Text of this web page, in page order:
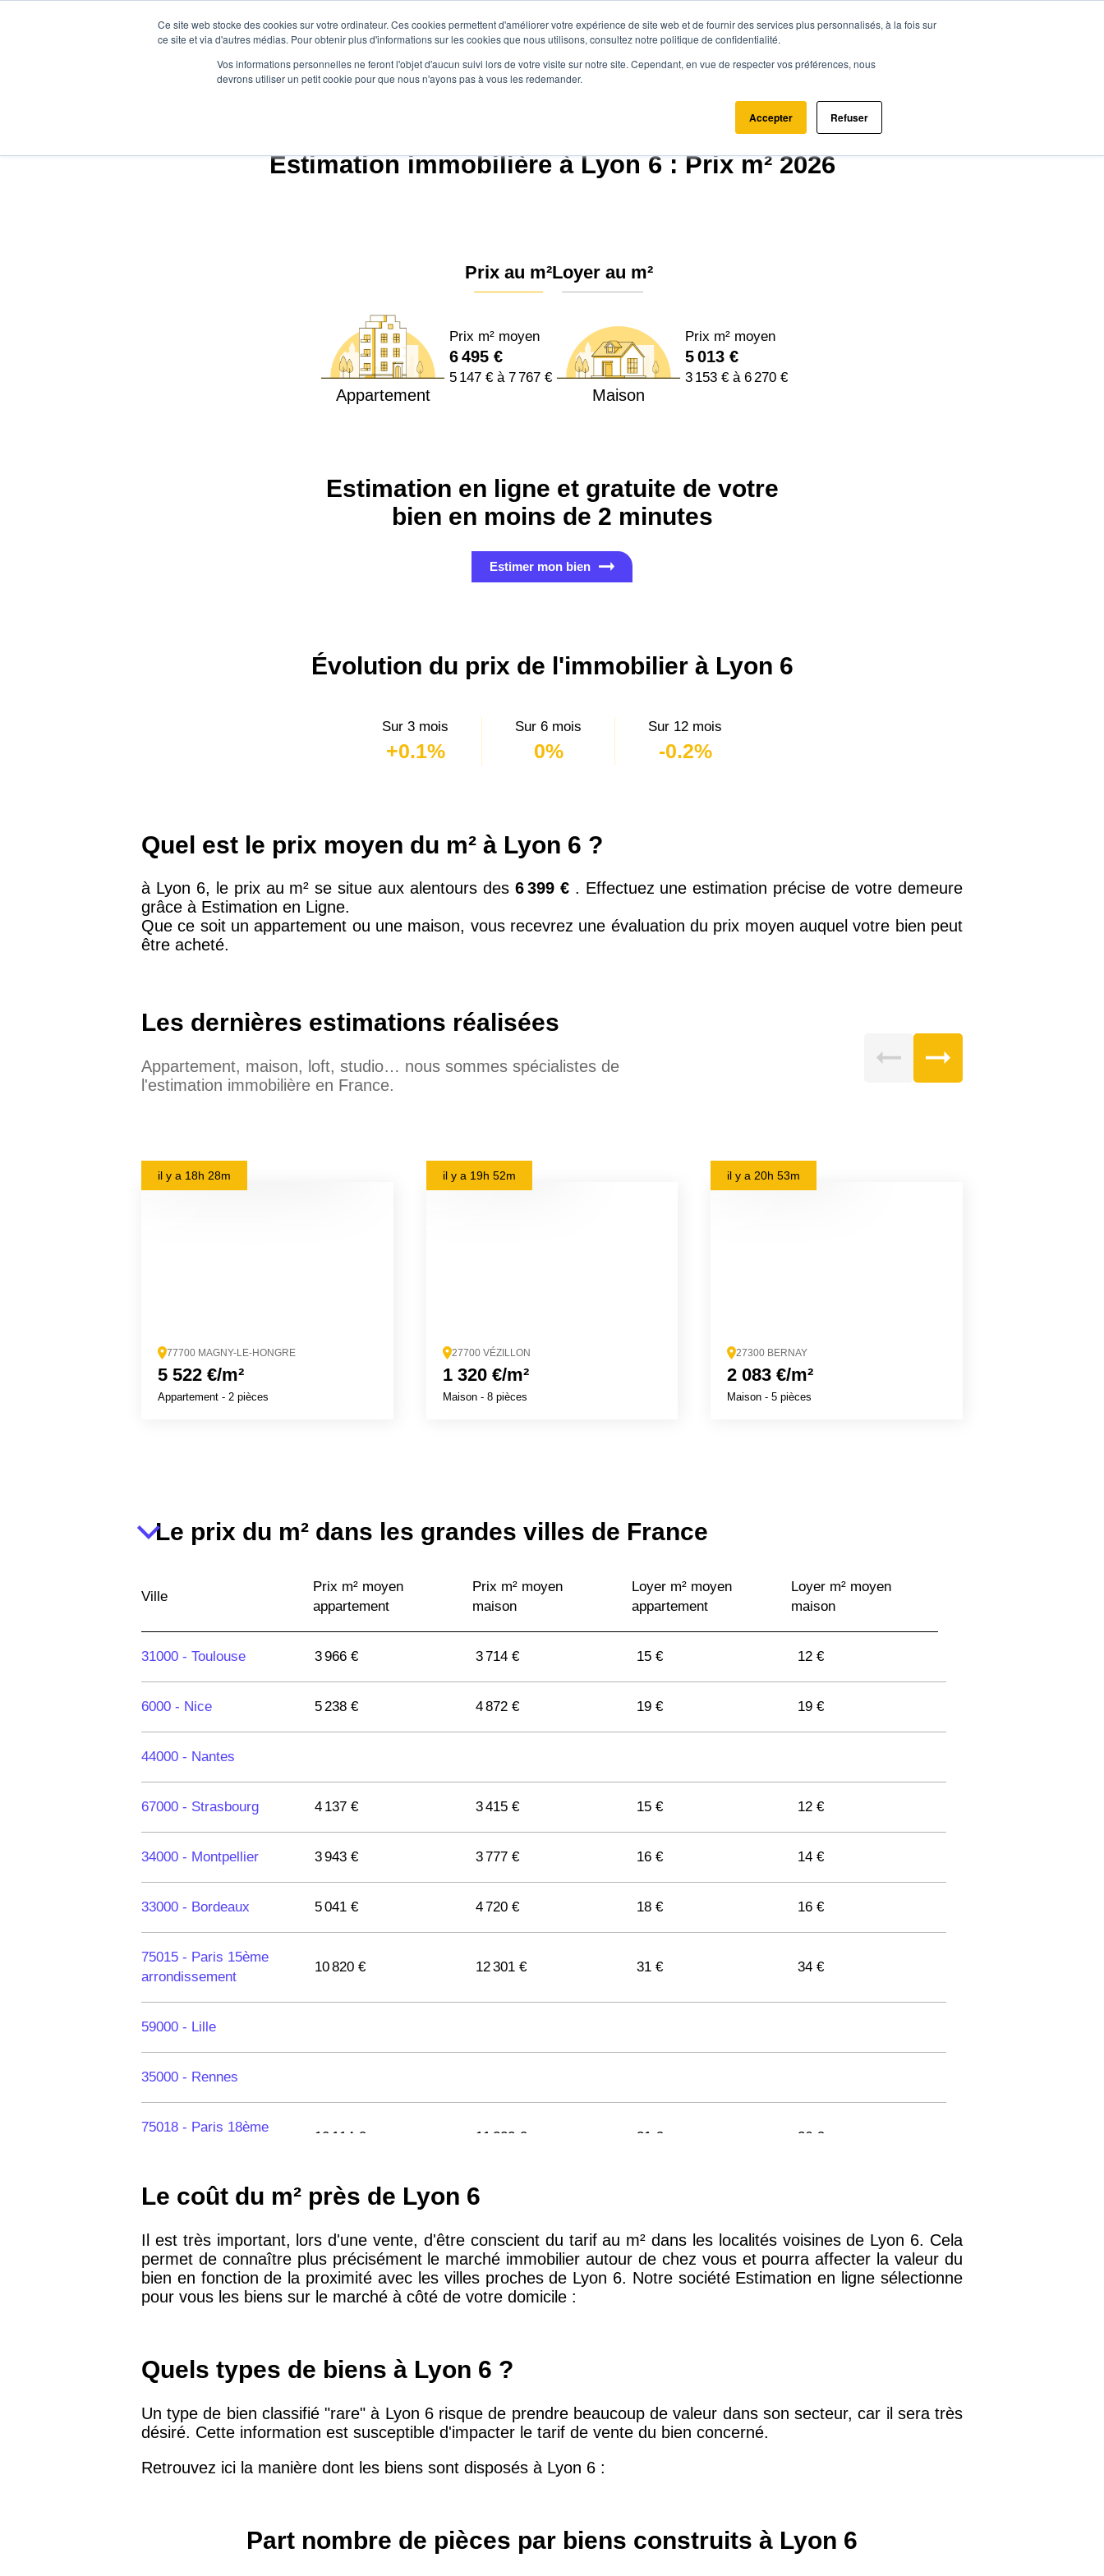
Ce site web stocke des cookies sur votre ordinateur. Ces cookies permettent d'améliorer votre expérience de site web et de fournir des services plus personnalisés, à la fois sur
ce site et via d'autres médias. Pour obtenir plus d'informations sur les cookies que nous utilisons, consultez notre politique de confidentialité.
Vos informations personnelles ne feront l'objet d'aucun suivi lors de votre visite sur notre site. Cependant, en vue de respecter vos préférences, nous
devrons utiliser un petit cookie pour que nous n'ayons pas à vous les redemander.
Accepter Refuser
Prix immobilier Vendre avec Agence.immo
Lyon 6ème arrondissement (69006)
Estimation immobilière à Lyon 6 : Prix m² 2026
Prix au m²
Appartement
Prix m² moyen
6 495 €
5 147 € à 7 767 €
Loyer au m²
Maison
Prix m² moyen
5 013 €
3 153 € à 6 270 €
Estimation en ligne et gratuite de votre
bien en moins de 2 minutes
Estimer mon bien
Évolution du prix de l'immobilier à Lyon 6
Sur 3 mois
+0.1%
Sur 6 mois
0%
Sur 12 mois
-0.2%
Quel est le prix moyen du m² à Lyon 6 ?
à Lyon 6, le prix au m² se situe aux alentours des 6 399 € . Effectuez une estimation précise de votre demeure
grâce à Estimation en Ligne.
Que ce soit un appartement ou une maison, vous recevrez une évaluation du prix moyen auquel votre bien peut
être acheté.
Les dernières estimations réalisées
Appartement, maison, loft, studio… nous sommes spécialistes de
l'estimation immobilière en France.
il y a 18h 28m
77700 MAGNY-LE-HONGRE
5 522 €/m²
Appartement - 2 pièces
il y a 19h 52m
27700 VÉZILLON
1 320 €/m²
Maison- 8 pièces
il y a20h 53m
27300 BERNAY
2 083 €/m²
Maison - 5 pièces
Le prix du m² dans les grandes villes de France
Ville
Prix m² moyen
appartement
Prix m² moyen
maison
Loyer m² moyen
appartement
Loyer m² moyen
maison
31000 - Toulouse 3 966 € 3 714 € 15 € 12 €
6000 - Nice 5 238 € 4 872 € 19 € 19 €
44000 - Nantes
67000 - Strasbourg 4 137 € 3 415 € 15 € 12 €
34000 - Montpellier 3 943 € 3 777 € 16 € 14 €
33000 - Bordeaux 5 041 € 4 720 € 18 € 16 €
75015 - Paris 15ème
arrondissement
10 820 € 12 301 € 31 € 34 €
59000 - Lille
35000 - Rennes
75018 - Paris 18ème
10 114 € 11 322 € 31 € 36 €
75020 -Paris 20ème
9 623 € 11 141 €
75019 -Paris 19ème
arrondissement
9 231 € 10 415 € 28 € 32 €
75013 -
Paris 13ème
arrondissement
Le coût du m² près de Lyon 6
Il est très important, lors d'une vente, d'être conscient du tarif au m² dans les localités voisines de Lyon 6. Cela
permet de connaître plus précisément le marché immobilier autour de chez vous et pourra affecter la valeur du
bien en fonction de la proximité avec les villes proches de Lyon 6. Notre société Estimation en ligne sélectionne
pour vous les biens sur le marché à côté de votre domicile :
Quels types de biens à Lyon 6 ?
Un type de bien classifié "rare" à Lyon 6 risque de prendre beaucoup de valeur dans son secteur, car il sera très
désiré. Cette information est susceptible d'impacter le tarif de vente du bien concerné.
Retrouvez ici la manière dont les biens sont disposés à Lyon 6 :
Part nombre de pièces par biens construits à Lyon 6